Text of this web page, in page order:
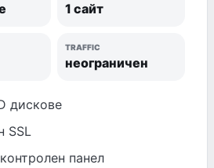
1 сайт
TRAFFIC
неограничен
дискове
SSL
панел